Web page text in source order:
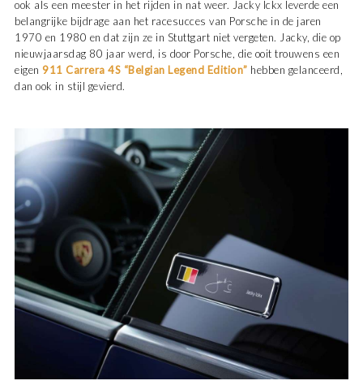
ook als een meester in het rijden in nat weer. Jacky Ickx leverde een
belangrijke bijdrage aan het racesucces van Porsche in de jaren
1970 en 1980 en dat zijn ze in Stuttgart niet vergeten. Jacky, die op
nieuwjaarsdag 80 jaar werd, is door Porsche, die ooit trouwens een
eigen 911 Carrera 4S “Belgian Legend Edition” hebben gelanceerd,
dan ook in stijl gevierd.